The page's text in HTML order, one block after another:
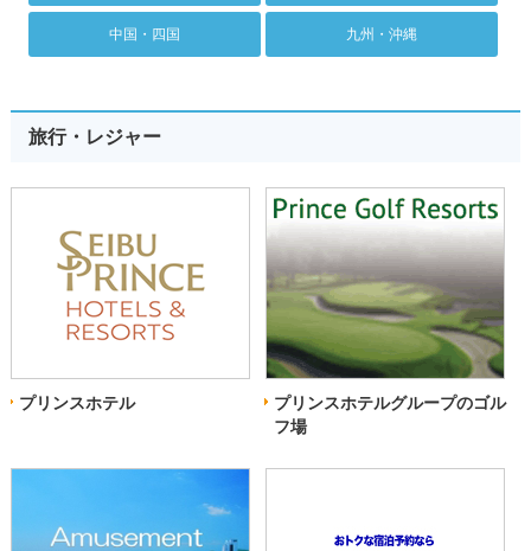
中国・四国 九州・沖縄
旅行・レジャー
プリンスホテル
プリンスホテルグループのゴル
フ場